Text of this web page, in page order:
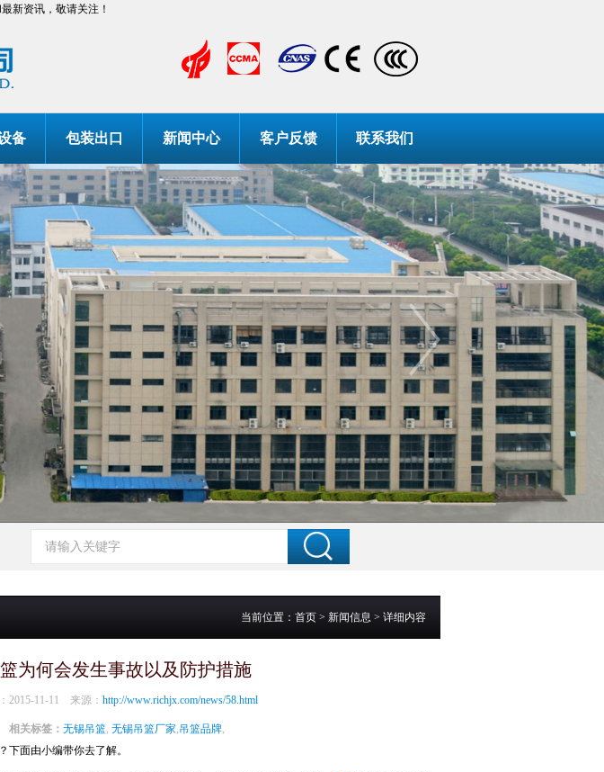
新资讯，敬请关注！
备 包装出口 新闻中心 客户反馈 联系我们
当前位置： 首页 > 新闻信息 > 详细内容
为何会发生事故以及防护措施
2015-11-11 来源： http://www.richjx.com/news/58.html
相关标签： 无锡吊篮, 无锡吊篮厂家,吊篮品牌,
下面由小编带你去了解。